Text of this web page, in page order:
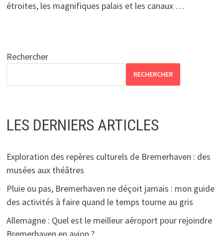
étroites, les magnifiques palais et les canaux …
Rechercher
RECHERCHER
LES DERNIERS ARTICLES
Exploration des repères culturels de Bremerhaven : des
musées aux théâtres
Pluie ou pas, Bremerhaven ne déçoit jamais : mon guide
des activités à faire quand le temps tourne au gris
Allemagne : Quel est le meilleur aéroport pour rejoindre